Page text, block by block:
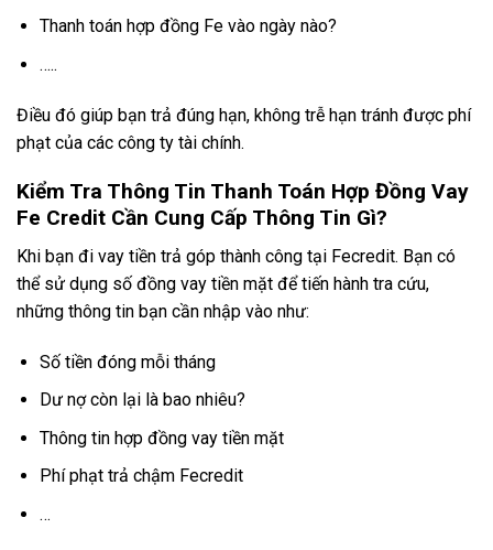
Thanh toán hợp đồng Fe vào ngày nào?
…..
Điều đó giúp bạn trả đúng hạn, không trễ hạn tránh được phí
phạt của các công ty tài chính.
Kiểm Tra Thông Tin Thanh Toán Hợp Đồng Vay
Fe Credit Cần Cung Cấp Thông Tin Gì?
Khi bạn đi vay tiền trả góp thành công tại Fecredit. Bạn có
thể sử dụng số đồng vay tiền mặt để tiến hành tra cứu,
những thông tin bạn cần nhập vào như:
Số tiền đóng mỗi tháng
Dư nợ còn lại là bao nhiêu?
Thông tin hợp đồng vay tiền mặt
Phí phạt trả chậm Fecredit
…